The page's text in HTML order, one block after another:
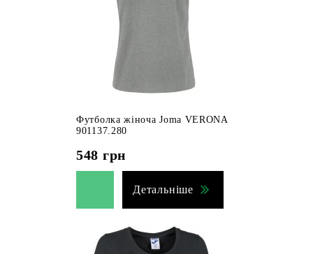
Футболка жіноча Joma VERONA
901137.280
548 грн
Детальніше